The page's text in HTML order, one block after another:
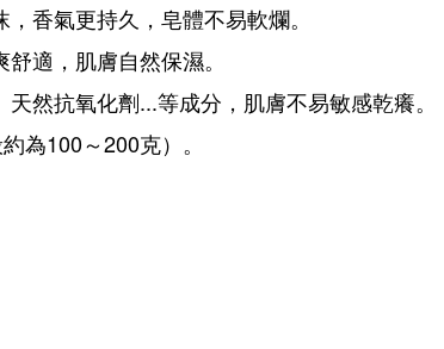
香氣更持久，皂體不易軟爛。
適，肌膚自然保濕。
然抗氧化劑...等成分，肌膚不易敏感乾癢。
為100～200克）。